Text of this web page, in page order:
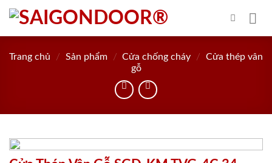
Skip
content
Trang chủ / Sản phẩm / Cửa chống cháy /
Cửa thép vân
gỗ